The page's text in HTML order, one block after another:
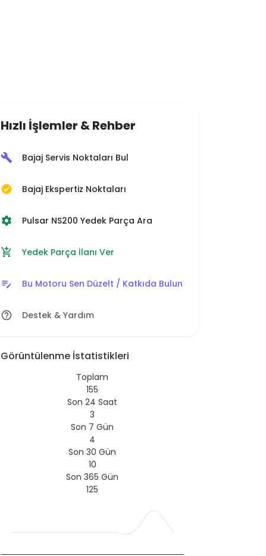
Hızlı İşlemler & Rehber
build Bajaj Servis Noktaları Bul
verified Bajaj Ekspertiz Noktaları
settings Pulsar NS200 Yedek Parça Ara
add_shopping_cart Yedek Parça İlanı Ver
edit_note Bu Motoru Sen Düzelt / Katkıda Bulun
help_outline Destek & Yardım
Görüntülenme İstatistikleri
Toplam
155
Son 24 Saat
3
Son 7 Gün
4
Son 30 Gün
10
Son 365 Gün
125